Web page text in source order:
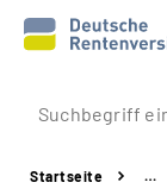
Prävention
Startseite …